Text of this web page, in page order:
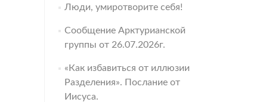
Люди, умиротворите себя!
Сообщение Арктурианской
группы от 26.07.2026г.
«Как избавиться от иллюзии
Разделения». Послание от
Иисуса.